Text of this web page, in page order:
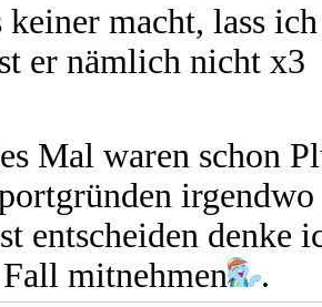
keiner macht, lass
er nämlich nicht x3
Mal waren schon
entscheiden denke
mitnehmen
.